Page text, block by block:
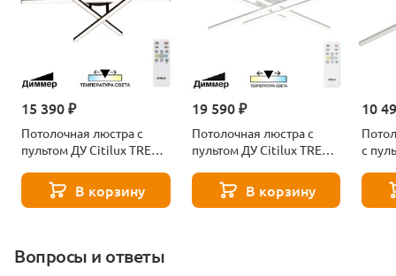
15 390 ₽
Потолочная люстра с
пультом ДУ Citilux TRENT
В корзину
19 590 ₽
Потолочная люстра с
пультом ДУ Citilux TRENT
В корзину
10
с
Вопросы и ответы